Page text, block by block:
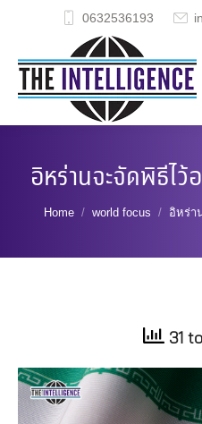
0632536193
อิหร่านจะจัดพิธีไ
You are here:
Home world focus อิหร่า
31